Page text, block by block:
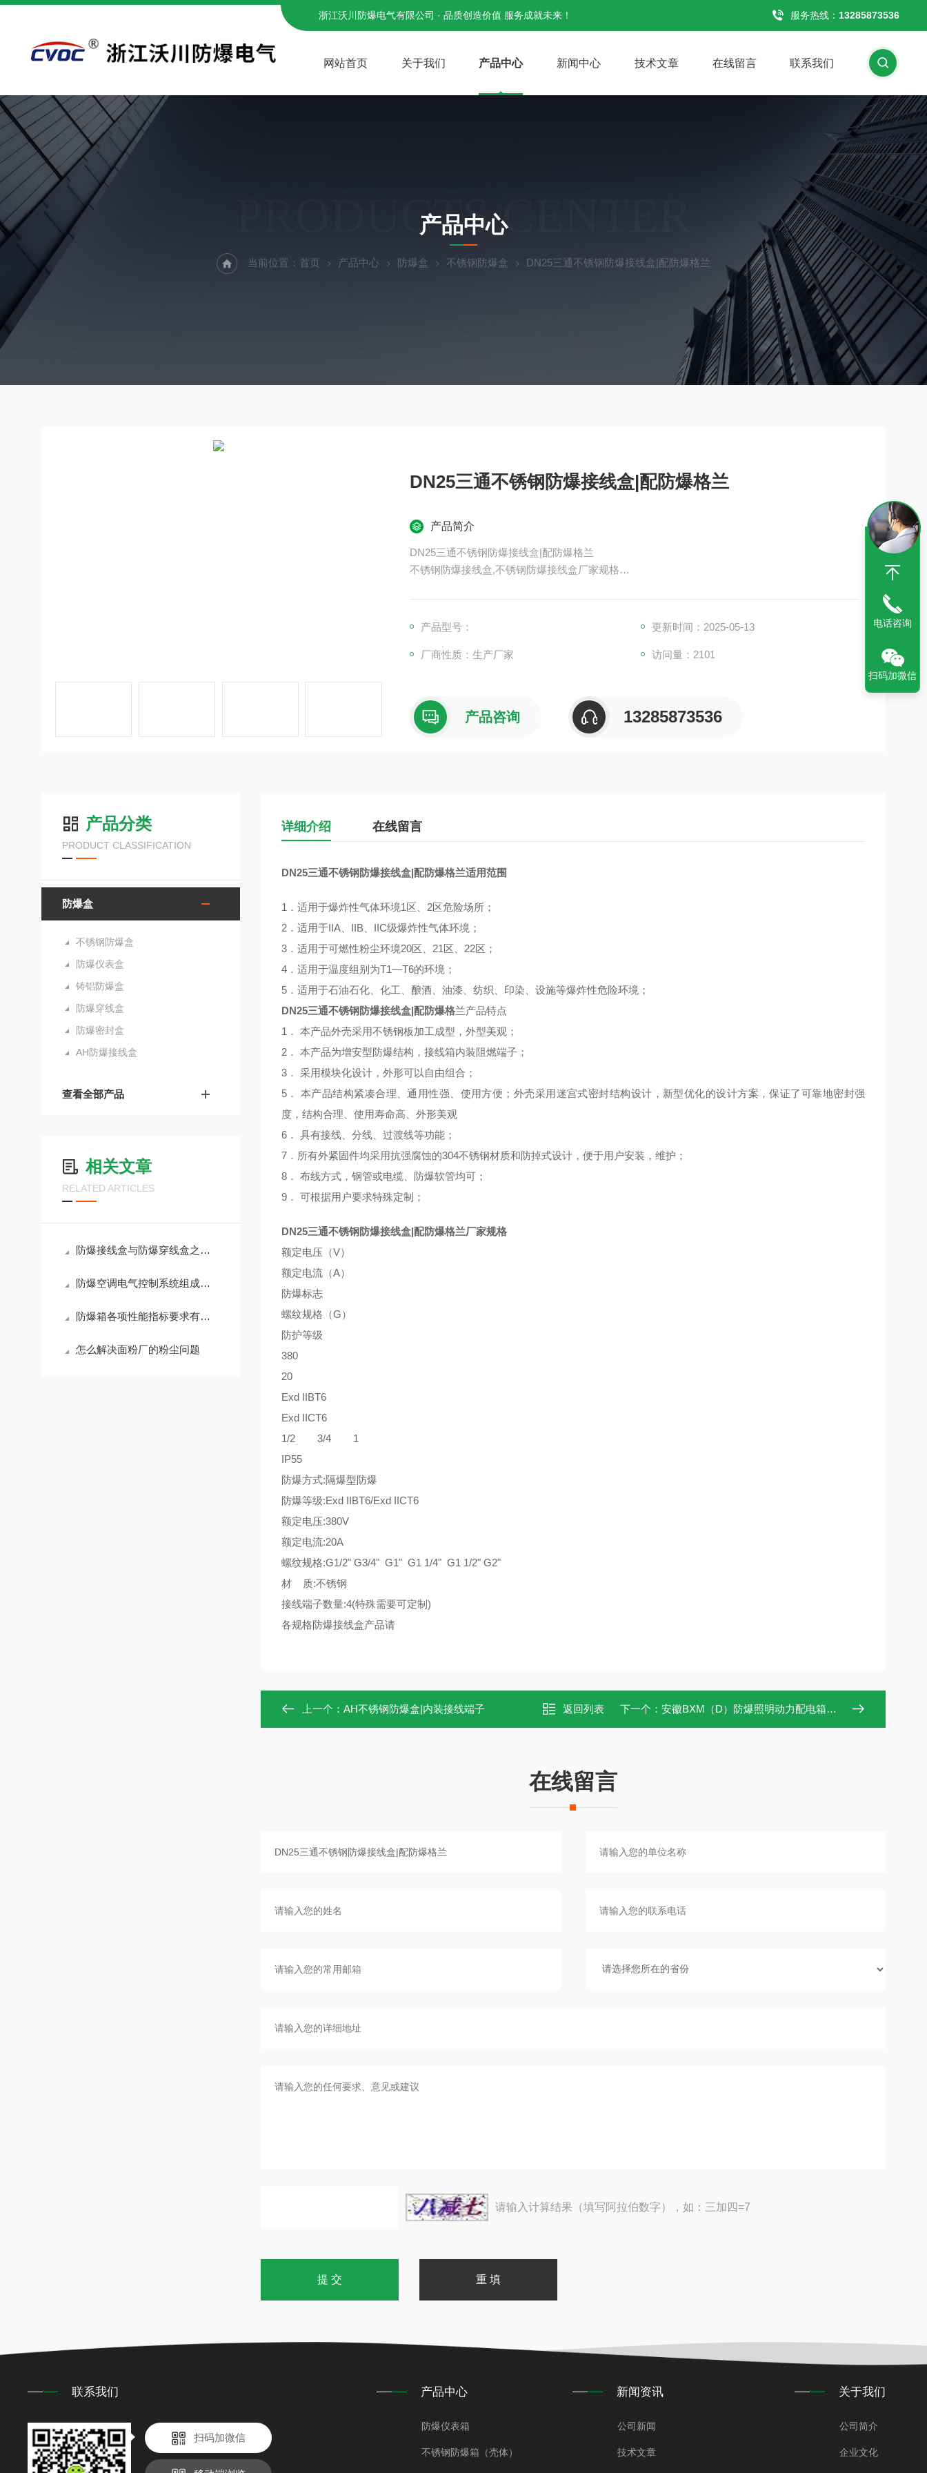
浙江沃川防爆电气有限公司 · 品质创造价值 服务成就未来！ 服务热线： 13285873536
网站首页 关于我们 产品中心 新闻中心 技术文章 在线留言 联系我们
PRODUCTS CENTER
产品中心
当前位置： 首页 产品中心 防爆盒 不锈钢防爆盒 DN25三通不锈钢防爆接线盒|配防爆格兰
DN25三通不锈钢防爆接线盒|配防爆格兰
产品简介
DN25三通不锈钢防爆接线盒|配防爆格兰
不锈钢防爆接线盒,不锈钢防爆接线盒厂家规格
通口数量及螺纹规格可根据现场需要选配,可选余地大,布线美观;
防水防尘性能可靠,防护等级达IP54;
产品型号： 更新时间：2025-05-13
厂商性质：生产厂家 访问量：2101
产品咨询 13285873536
产品分类
PRODUCT CLASSIFICATION
防爆盒
不锈钢防爆盒
防爆仪表盒
铸铝防爆盒
防爆穿线盒
防爆密封盒
AH防爆接线盒
查看全部产品
相关文章
RELATED ARTICLES
防爆接线盒与防爆穿线盒之间的区别
防爆空调电气控制系统组成介绍
防爆箱各项性能指标要求有哪些
怎么解决面粉厂的粉尘问题
详细介绍 在线留言
DN25三通不锈钢防爆接线盒|配防爆格兰适用范围
1．适用于爆炸性气体环境1区、2区危险场所；
2．适用于IIA、IIB、IIC级爆炸性气体环境；
3．适用于可燃性粉尘环境20区、21区、22区；
4．适用于温度组别为T1—T6的环境；
5．适用于石油石化、化工、酿酒、油漆、纺织、印染、设施等爆炸性危险环境；
DN25三通不锈钢防爆接线盒|配防爆格兰产品特点
1． 本产品外壳采用不锈钢板加工成型，外型美观；
2． 本产品为增安型防爆结构，接线箱内装阻燃端子；
3． 采用模块化设计，外形可以自由组合；
5． 本产品结构紧凑合理、通用性强、使用方便；外壳采用迷宫式密封结构设计，新型优化的设计方案，保证了可靠地密封强
度，结构合理、使用寿命高、外形美观
6． 具有接线、分线、过渡线等功能；
7．所有外紧固件均采用抗强腐蚀的304不锈钢材质和防掉式设计，便于用户安装，维护；
8． 布线方式，钢管或电缆、防爆软管均可；
9． 可根据用户要求特殊定制；
DN25三通不锈钢防爆接线盒|配防爆格兰厂家规格
额定电压（V）
额定电流（A）
防爆标志
螺纹规格（G）
防护等级
380
20
Exd IIBT6
Exd IICT6
1/2 3/4 1
IP55
防爆方式:隔爆型防爆
防爆等级:Exd IIBT6/Exd IICT6
额定电压:380V
额定电流:20A
螺纹规格:G1/2" G3/4" G1" G1 1/4" G1 1/2" G2"
材 质:不锈钢
接线端子数量:4(特殊需要可定制)
各规格防爆接线盒产品请
上一个： AH不锈钢防爆盒|内装接线端子 返回列表 下一个： 安徽BXM（D）防爆照明动力配电箱价格|报价
在线留言
请输入计算结果（填写阿拉伯数字），如：三加四=7
联系我们
扫码加微信
产品中心
防爆仪表箱
不锈钢防爆箱（壳体）
新闻资讯
公司新闻
技术文章
关于我们
公司简介
企业文化
电话咨询
扫码加微信